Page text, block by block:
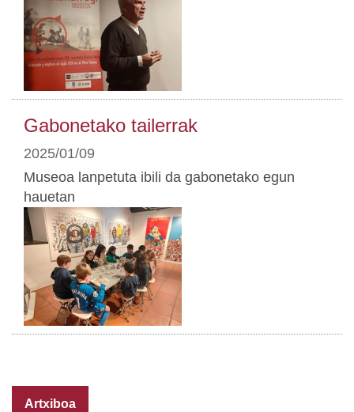
Gabonetako tailerrak
2025/01/09
Museoa lanpetuta ibili da gabonetako egun
hauetan
Artxiboa